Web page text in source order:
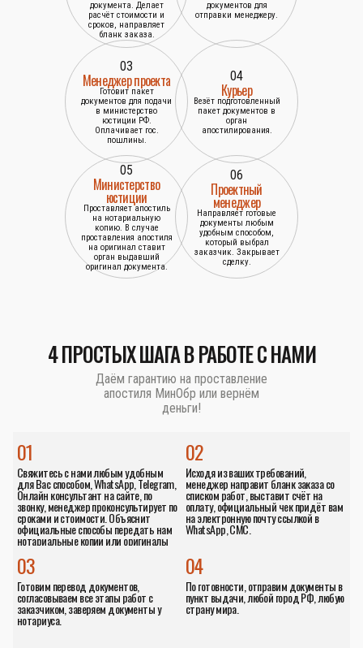
документа. Делает
расчёт стоимости и
сроков, направляет
бланк заказа.
документов для
отправки менеджеру.
03
Менеджер проекта
Готовит пакет
документов для подачи
в министерство
юстиции РФ.
Оплачивает гос.
пошлины.
04
Курьер
Везёт подготовленный
пакет документов в
орган
апостилирования.
05
Министерство
юстиции
Проставляет апостиль
на нотариальную
копию. В случае
проставления апостиля
на оригинал ставит
орган выдавший
оригинал документа.
06
Проектный
менеджер
Направляет готовые
документы любым
удобным способом,
который выбрал
заказчик. Закрывает
сделку.
4 ПРОСТЫХ ШАГА В РАБОТЕ С НАМИ
Даём гарантию на проставление
апостиля МинОбр или вернём
деньги!
01
Свяжитесь с нами любым удобным
для Вас способом, WhatsApp, Telegram,
Онлайн консультант на сайте, по
звонку, менеджер проконсультирует по
сроками и стоимости. Объяснит
официальные способы передать нам
нотариальные копии или оригиналы
02
Исходя из ваших требований,
менеджер направит бланк заказа со
списком работ, выставит счёт на
оплату, официальный чек придёт вам
на электронную почту ссылкой в
WhatsApp, СМС.
04
По готовности, отправим документы в
пункт выдачи, любой город РФ, любую
страну мира.
03
Готовим перевод документов,
согласовываем все этапы работ с
заказчиком, заверяем документы у
нотариуса.